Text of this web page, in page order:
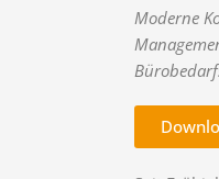
Moderne